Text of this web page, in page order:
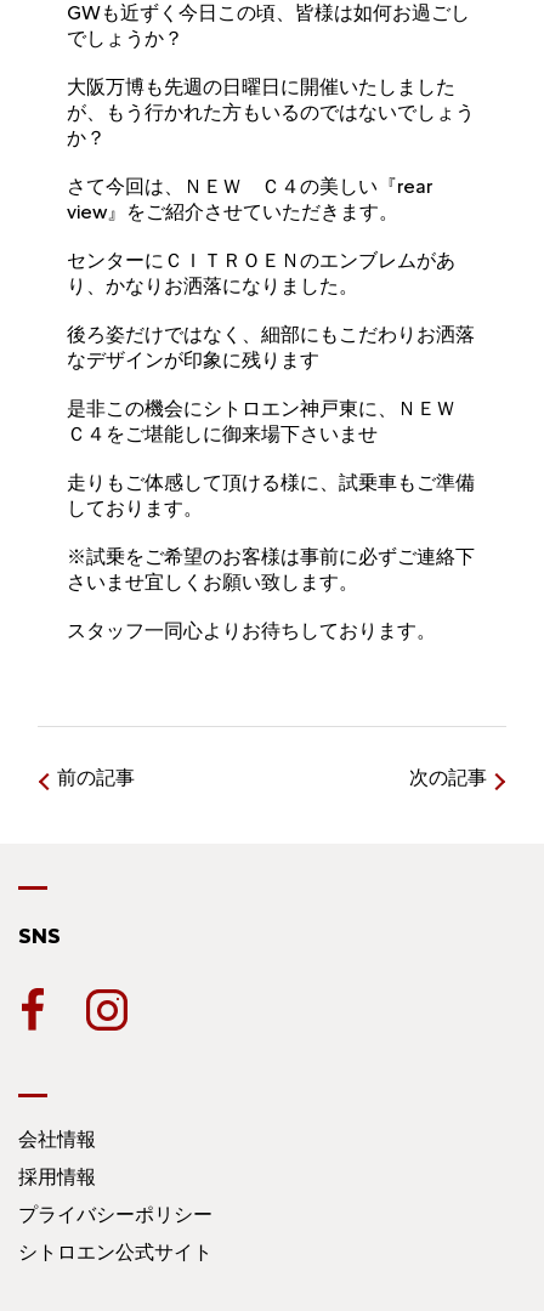
GWも近ずく今日この頃、皆様は如何お過ごし
でしょうか？
大阪万博も先週の日曜日に開催いたしました
が、もう行かれた方もいるのではないでしょう
か？
さて今回は、ＮＥＷ Ｃ４の美しい『rear
view』をご紹介させていただきます。
センターにＣＩＴＲＯＥＮのエンブレムがあ
り、かなりお洒落になりました。
後ろ姿だけではなく、細部にもこだわりお洒落
なデザインが印象に残ります
是非この機会にシトロエン神戸東に、ＮＥＷ
Ｃ４をご堪能しに御来場下さいませ
走りもご体感して頂ける様に、試乗車もご準備
しております。
※試乗をご希望のお客様は事前に必ずご連絡下
さいませ宜しくお願い致します。
スタッフ一同心よりお待ちしております。
前の記事 次の記事
SNS
会社情報
採用情報
プライバシーポリシー
シトロエン公式サイト